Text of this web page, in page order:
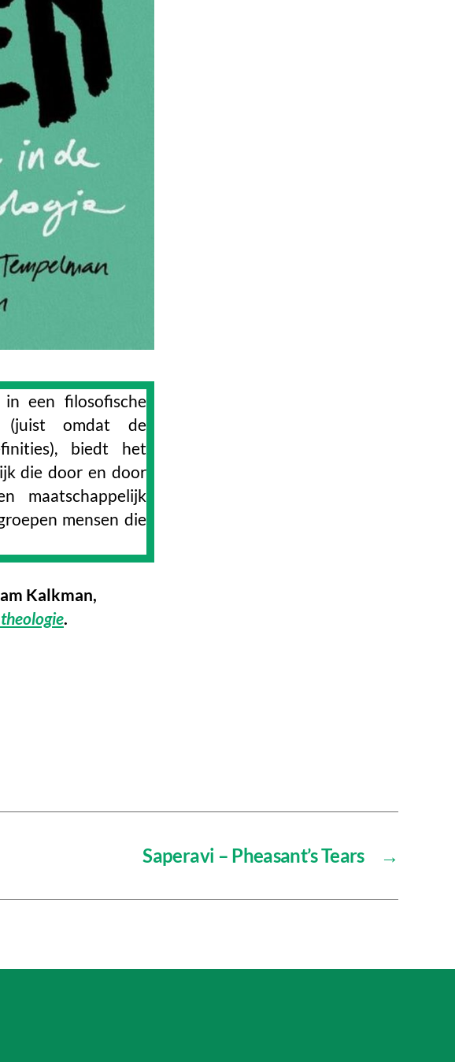
een filosofische
omdat de
biedt het
die door en door
maatschappelijk
mensen die
Kalkman,
.
→
Saperavi – Pheasant’s Tears